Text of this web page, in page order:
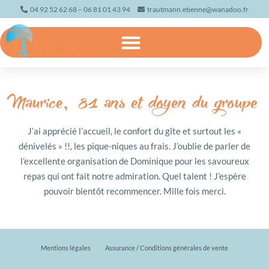
04 92 52 62 68 – 06 81 01 43 94 trautmann.etienne@wanadoo.fr
Maurice, 81 ans et doyen du groupe
J’ai apprécié l’accueil, le confort du gîte et surtout les «
dénivelés » !!, les pique-niques au frais. J’oublie de parler de
l’excellente organisation de Dominique pour les savoureux
repas qui ont fait notre admiration. Quel talent ! J’espère
pouvoir bientôt recommencer. Mille fois merci.
Mentions légales Assurance / Conditions générales de vente